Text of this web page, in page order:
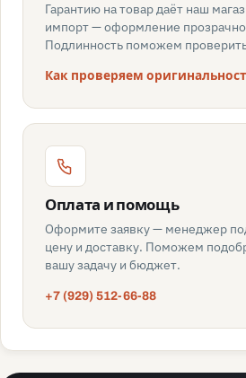
Гарантию на товар даёт наш
импорт — оформление
Подлинность поможем
Как проверяем
Оплата и помощь
Оформите заявку — менеджер
цену и доставку. Поможем
вашу задачу и бюджет.
+7 (929) 512-66-88